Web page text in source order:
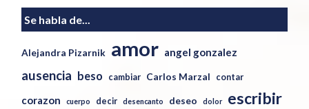
Se habla de...
Alejandra Pizarnik amor angel gonzalez
ausencia beso cambiar Carlos Marzal contar
corazon cuerpo decir desencanto deseo dolor escribir